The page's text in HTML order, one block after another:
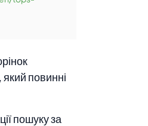
повинні
пошуку за